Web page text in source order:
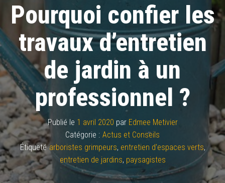
Pourquoi confier les
travaux d’entretien
de jardin à un
professionnel ?
Publié le 1 avril 2020 par Edmee Metivier
Catégorie : Actus et Conseils
Étiqueté arboristes grimpeurs, entretien d'espaces verts,
entretien de jardins, paysagistes